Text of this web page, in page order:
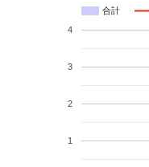
合計
1
2
3
4